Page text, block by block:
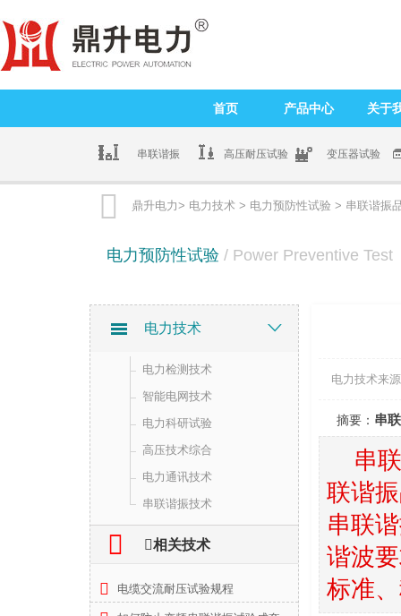
首页 产品中心 关于
串联谐振 高压耐压试验 变压器试验
 鼎升电力> 电力技术 > 电力预防性试验 > 串联谐振
电力预防性试验 / Power Preventive Test
电力技术
电力检测技术
智能电网技术
电力科研试验
高压技术综合
电力通讯技术
串联谐振技术
相关技术
电缆交流耐压试验规程
电力技术来
摘要： 串
串
联谐
串联
谐波
标准